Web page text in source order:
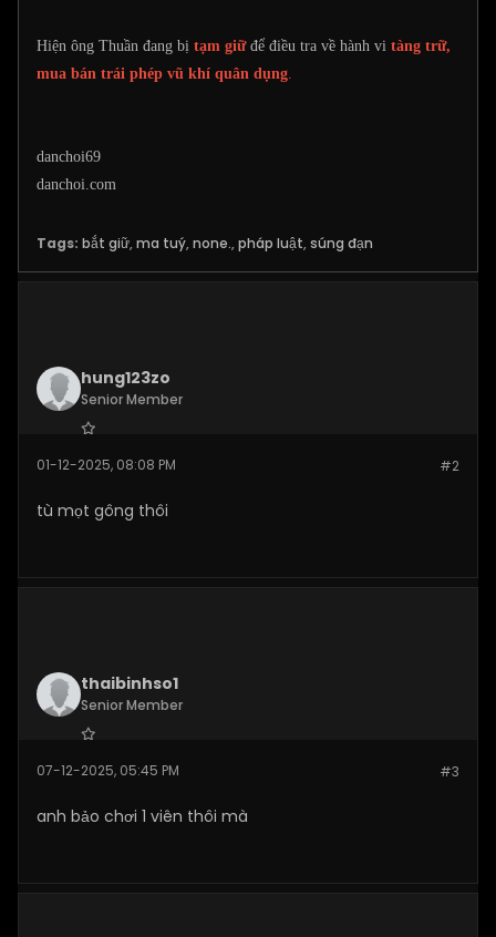
Hiện ông Thuần đang bị tạm giữđể điều tra về hành vi tàng trữ,
mua bán trái phép vũ khí quân dụng
danchoi69
danchoi.com
Tags: bắt giữ, ma tuý, none., pháp luật, súng đạn
hung123zo
Senior Member
Posts:149 #2
01-12-2025, 08:08 PM
tù mọt gông thôi
thaibinhso1
Senior Member
Posts:282 #3
07-12-2025, 05:45 PM
anh bảo chơi 1 viên thôi mà